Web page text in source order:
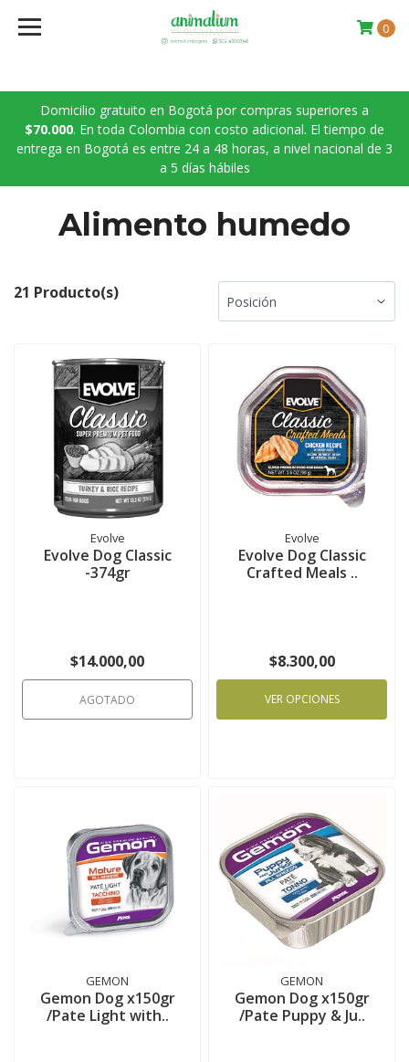
Domicilio gratuito en Bogotá por compras superiores a
$70.000. En toda Colombia con costo adicional. El tiempo de
entrega en Bogotá es entre 24 a 48 horas, a nivel nacional de 3
a 5 días hábiles
0
Alimento humedo
21 Producto(s)
Evolve
Evolve Dog Classic
-374gr
$14.000,00
AGOTADO
Evolve
Evolve Dog Classic
Crafted Meals ..
$8.300,00
VER OPCIONES
GEMON
Gemon Dog x150gr
/Pate Light with..
GEMON
Gemon Dog x150gr
/Pate Puppy & Ju..